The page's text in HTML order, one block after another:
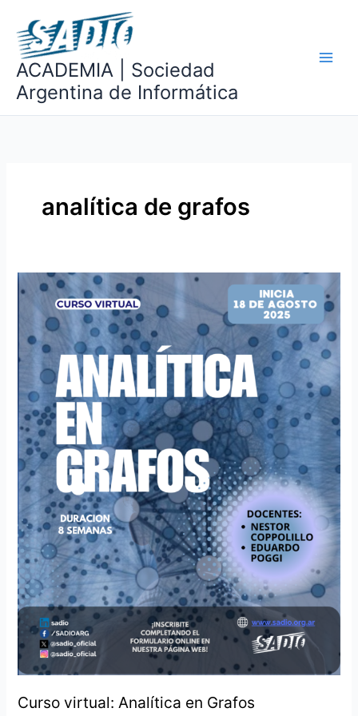
contenido
ACADEMIA | Sociedad
Argentina de Informática
analítica de grafos
Curso virtual: Analítica en Grafos